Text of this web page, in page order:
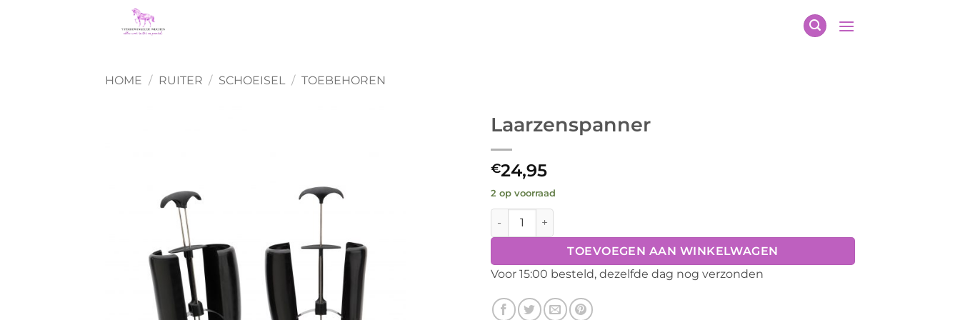
HOME / RUITER / SCHOEISEL / TOEBEHOREN
Laarzenspanner
€24,95
2 op voorraad
Laarzenspanner aantal
TOEVOEGEN AAN WINKELWAGEN
Voor 15:00 besteld, dezelfde dag nog verzonden